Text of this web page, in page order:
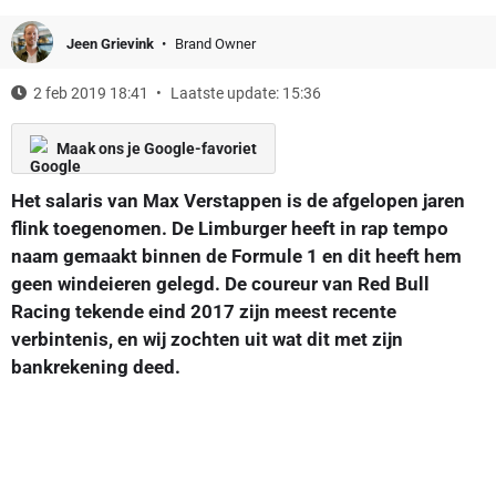
Jeen Grievink Brand Owner
2 feb 2019 18:41 Laatste update: 15:36
Maak ons je Google-favoriet
Het salaris van Max Verstappen is de afgelopen jaren
flink toegenomen. De Limburger heeft in rap tempo
naam gemaakt binnen de Formule 1 en dit heeft hem
geen windeieren gelegd. De coureur van Red Bull
Racing tekende eind 2017 zijn meest recente
verbintenis, en wij zochten uit wat dit met zijn
bankrekening deed.